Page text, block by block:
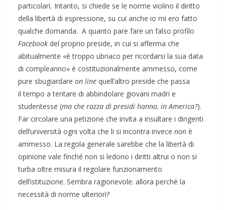
particolari. Intanto, si chiede se le norme violino il diritto
della libertà di espressione, su cui anche io mi ero fatto
qualche domanda. A quanto pare fare un falso profilo
Facebook del proprio preside, in cui si afferma che
abitualmente «è troppo ubriaco per ricordarsi la sua data
di compleanno» è costituzionalmente ammesso, come
pure sbugiardare on line quell’altro preside che passa
il tempo a tentare di abbindolare giovani madri e
studentesse (ma che razza di presidi hanno, in America?).
Far circolare una petizione che invita a insultare i dirigenti
dell’università ogni volta che li si incontra invece non è
ammesso. La regola generale sarebbe che la libertà di
opinione vale finché non si ledono i diritti altrui o non si
turba oltre misura il regolare funzionamento
dell’istituzione. Sembra ragionevole: allora perché la
necessità di norme ulteriori?